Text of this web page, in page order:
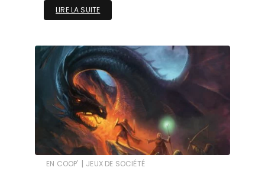
LIRE LA SUITE
EN COOP' | JEUX DE SOCIÉTÉ